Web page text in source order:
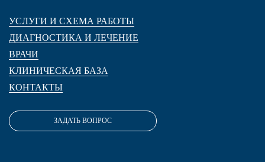
УСЛУГИ И СХЕМА РАБОТЫ
ДИАГНОСТИКА И ЛЕЧЕНИЕ
ВРАЧИ
КЛИНИЧЕСКАЯ БАЗА
КОНТАКТЫ
ЗАДАТЬ ВОПРОС